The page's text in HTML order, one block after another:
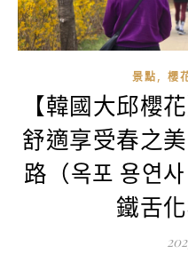
景點, 櫻
【韓國大邱櫻
舒適享受春之
路（옥포 용연
鐵舌化